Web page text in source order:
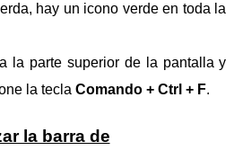
hay un icono verde en toda la
la parte superior de la pantalla y
la tecla Comando + Ctrl + F.
la barra de